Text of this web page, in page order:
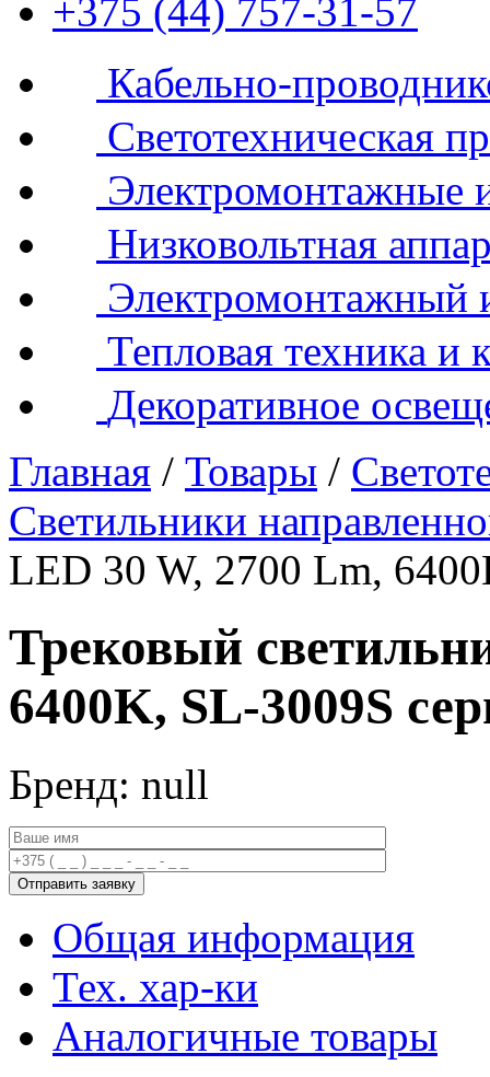
+375 (44) 757-31-57
Кабельно-
Светотехническая
Электромонтажные
Низковольтная
Электромонтажный
Тепловая техника и
Декоративное
Главная / Товары /
Светильники
LED 30 W, 2700 Lm,
Трековый
6400K, SL-3009S
Бренд: null
Общая информация
Тех. хар-ки
Аналогичные товары